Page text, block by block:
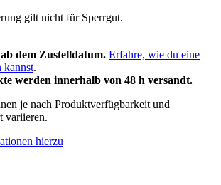
gilt nicht für Sperrgut.
dem Zustelldatum. Erfahre, wie du eine
kannst.
werden innerhalb von 48 h versandt.
je nach Produktverfügbarkeit und
variieren.
hierzu